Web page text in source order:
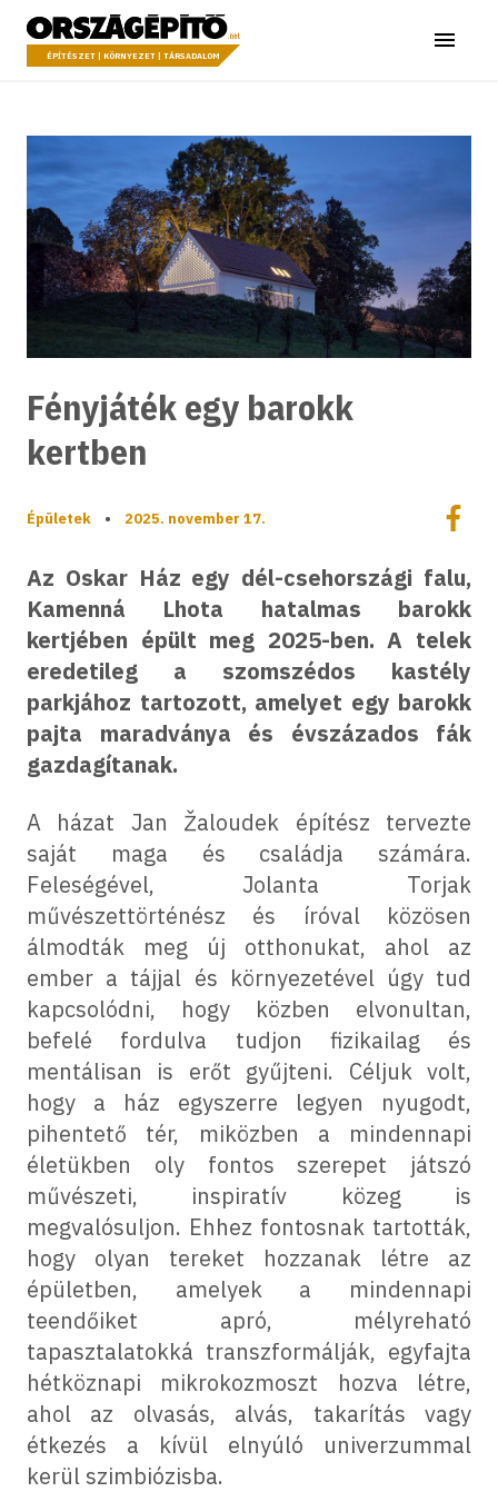
a tartalomhoz
Országépítő
ÉPÍTÉSZET | KÖRNYEZET | TÁRSADALOM Menü
Fényjáték egy barokk
kertben
Épületek • 2025. november 17.
Az Oskar Ház egy dél-csehországi falu,
Kamenná Lhota hatalmas barokk
kertjében épült meg 2025-ben. A telek
eredetileg a szomszédos kastély
parkjához tartozott, amelyet egy barokk
pajta maradványa és évszázados fák
gazdagítanak.
A házat Jan Žaloudek építész tervezte
saját maga és családja számára.
Feleségével, Jolanta Torjak
művészettörténész és íróval közösen
álmodták meg új otthonukat, ahol az
ember a tájjal és környezetével úgy tud
kapcsolódni, hogy közben elvonultan,
befelé fordulva tudjon fizikailag és
mentálisan is erőt gyűjteni. Céljuk volt,
hogy a ház egyszerre legyen nyugodt,
pihentető tér, miközben a mindennapi
életükben oly fontos szerepet játszó
művészeti, inspiratív közeg is
megvalósuljon. Ehhez fontosnak tartották,
hogy olyan tereket hozzanak létre az
épületben, amelyek a mindennapi
teendőiket apró, mélyreható
tapasztalatokká transzformálják, egyfajta
hétköznapi mikrokozmoszt hozva létre,
ahol az olvasás, alvás, takarítás vagy
étkezés a kívül elnyúló univerzummal
kerül szimbiózisba.